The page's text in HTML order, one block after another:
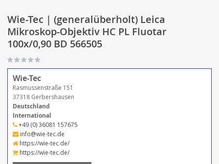
Wie-Tec | (generalüberholt) Leica
Mikroskop-Objektiv HC PL Fluotar
100x/0,90 BD 566505
Wie-Tec
Rasmussenstraße 151
37318 Gerbershausen
Deutschland
International
+49 (0) 36081 157675
info@wie-tec.de
https://wie-tec.de/
https://wie-tec.de/